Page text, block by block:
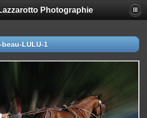
Photographie
beau-LULU-1